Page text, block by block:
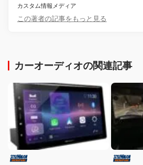
カスタム情報メディア
この著者の記事をもっと見る
カーオーディオの関連記事